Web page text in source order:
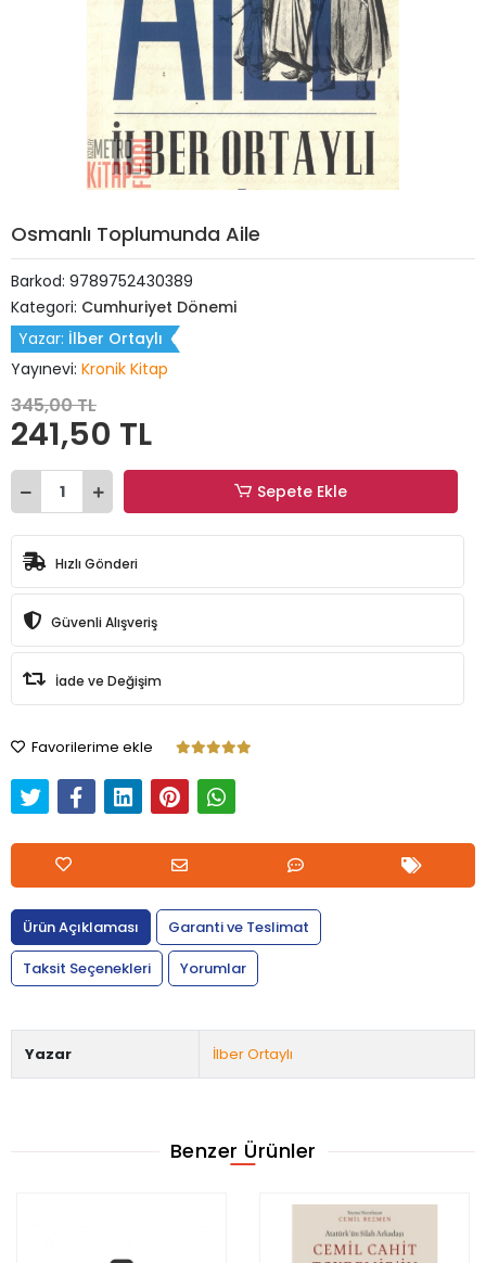
Osmanlı Toplumunda Aile
Barkod: 9789752430389
Kategori: Cumhuriyet Dönemi
Yazar: İlber Ortaylı
Yayınevi: Kronik Kitap
345,00 TL
241,50 TL
Sepete Ekle
Hızlı Gönderi
Güvenli Alışveriş
İade ve Değişim
Favorilerime ekle
Ürün Açıklaması
Garanti ve Teslimat
Taksit Seçenekleri
Yorumlar
Yazar İlber Ortaylı
Benzer Ürünler